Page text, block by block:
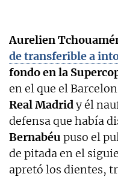
Aurelien
de transferible a
fondo en la
en el que el
Real Madridy él
defensa que había
Bernabéu puso el
de pitada en el
apretó los dientes,